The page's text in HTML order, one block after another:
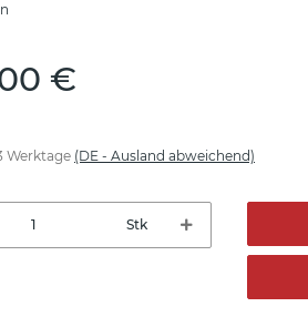
€
Werktage (DE - Ausland abweichend)
Stk